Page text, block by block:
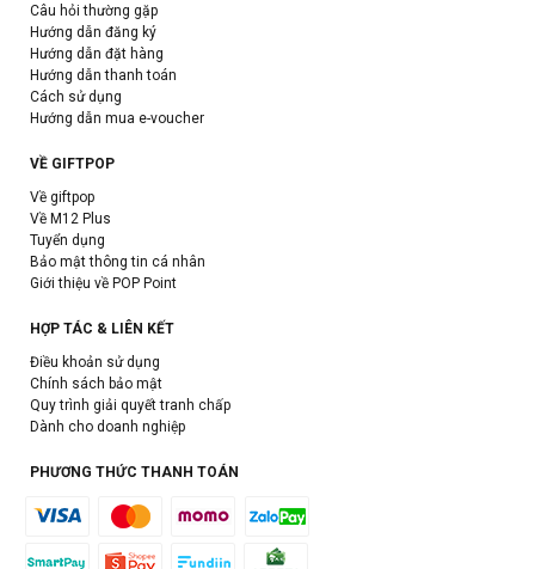
Câu hỏi thường gặp
Hướng dẫn đăng ký
Hướng dẫn đặt hàng
Hướng dẫn thanh toán
Cách sử dụng
Hướng dẫn mua e-voucher
VỀ GIFTPOP
Về giftpop
Về M12 Plus
Tuyển dụng
Bảo mật thông tin cá nhân
Giới thiệu về POP Point
HỢP TÁC & LIÊN KẾT
Điều khoản sử dụng
Chính sách bảo mật
Quy trình giải quyết tranh chấp
Dành cho doanh nghiệp
PHƯƠNG THỨC THANH TOÁN